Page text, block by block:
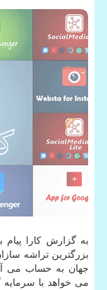
بزرگترین تراشه
جهان به حساب می